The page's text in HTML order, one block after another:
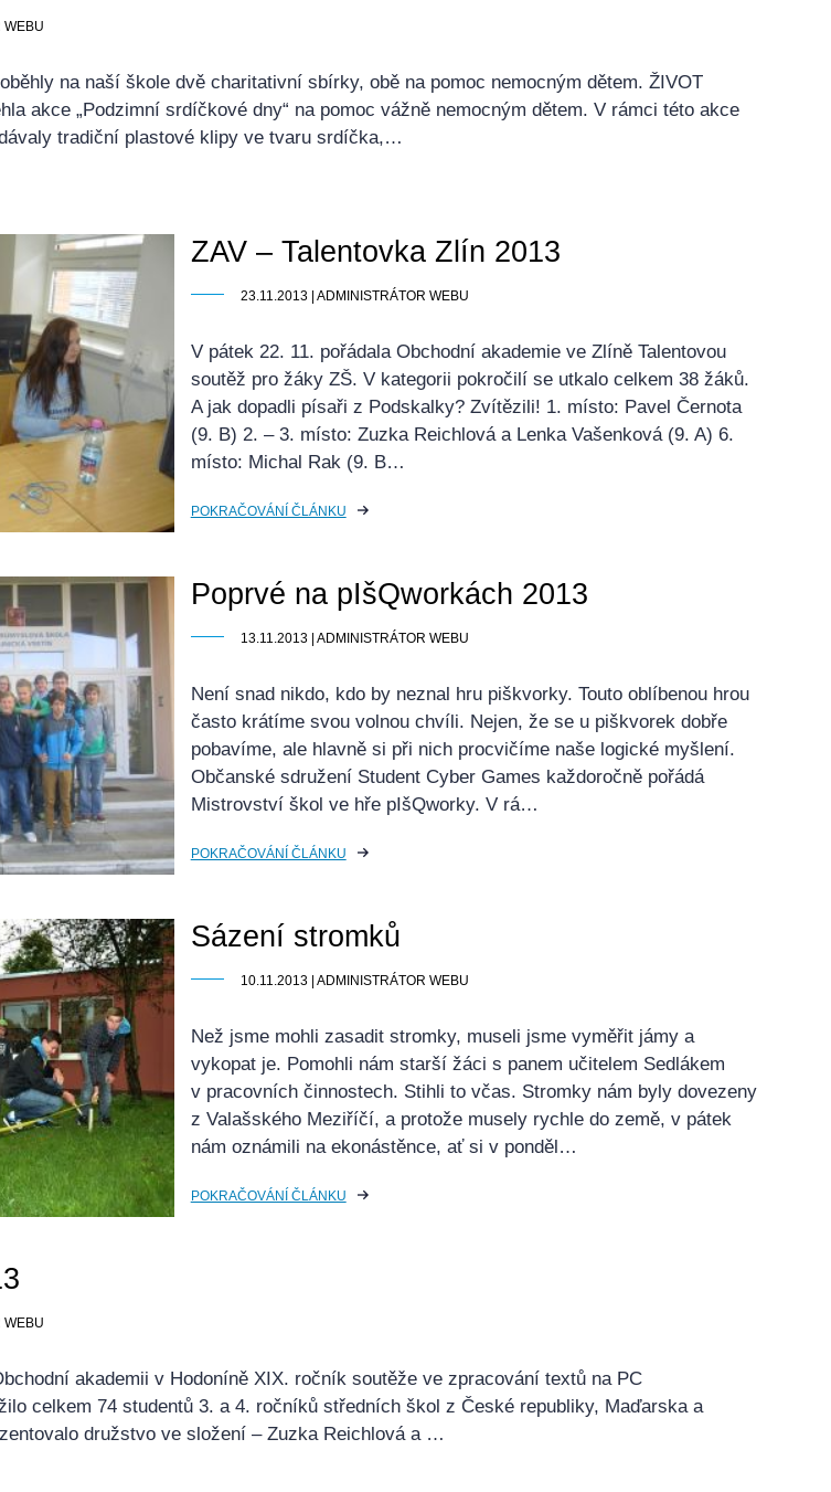
WEBU
na naší škole dvě charitativní sbírky, obě na pomoc nemocným dětem. ŽIVOT
akce „Podzimní srdíčkové dny“ na pomoc vážně nemocným dětem. V rámci této akce
tradiční plastové klipy ve tvaru srdíčka,…
ZAV – Talentovka Zlín 2013
23.11.2013 | ADMINISTRÁTOR WEBU
V pátek 22. 11. pořádala Obchodní akademie ve Zlíně Talentovou
soutěž pro žáky ZŠ. V kategorii pokročilí se utkalo celkem 38 žáků.
A jak dopadli písaři z Podskalky? Zvítězili! 1. místo: Pavel Černota
(9. B) 2. – 3. místo: Zuzka Reichlová a Lenka Vašenková (9. A) 6.
místo: Michal Rak (9. B…
POKRAČOVÁNÍ ČLÁNKU
Poprvé na pIšQworkách 2013
13.11.2013 | ADMINISTRÁTOR WEBU
Není snad nikdo, kdo by neznal hru piškvorky. Touto oblíbenou hrou
často krátíme svou volnou chvíli. Nejen, že se u piškvorek dobře
pobavíme, ale hlavně si při nich procvičíme naše logické myšlení.
Občanské sdružení Student Cyber Games každoročně pořádá
Mistrovství škol ve hře pIšQworky. V rá…
POKRAČOVÁNÍ ČLÁNKU
Sázení stromků
10.11.2013 | ADMINISTRÁTOR WEBU
Než jsme mohli zasadit stromky, museli jsme vyměřit jámy a
vykopat je. Pomohli nám starší žáci s panem učitelem Sedlákem
v pracovních činnostech. Stihli to včas. Stromky nám byly dovezeny
z Valašského Meziříčí, a protože musely rychle do země, v pátek
nám oznámili na ekonástěnce, ať si v ponděl…
POKRAČOVÁNÍ ČLÁNKU
WEBU
akademii v Hodoníně XIX. ročník soutěže ve zpracování textů na PC
celkem 74 studentů 3. a 4. ročníků středních škol z České republiky, Maďarska a
družstvo ve složení – Zuzka Reichlová a …